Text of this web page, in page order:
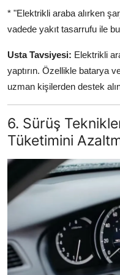
* "Elektrikli araba alırken
vadede yakıt tasarrufu ile
Usta Tavsiyesi: Elektrikli
yaptırın. Özellikle batarya
uzman kişilerden destek
6. Sürüş
Tüketimini